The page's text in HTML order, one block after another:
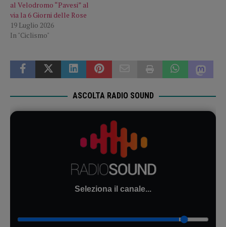
al Velodromo “Pavesi” al
via la 6 Giorni delle Rose
19 Luglio 2026
In "Ciclismo"
ASCOLTA RADIO SOUND
Seleziona il canale...